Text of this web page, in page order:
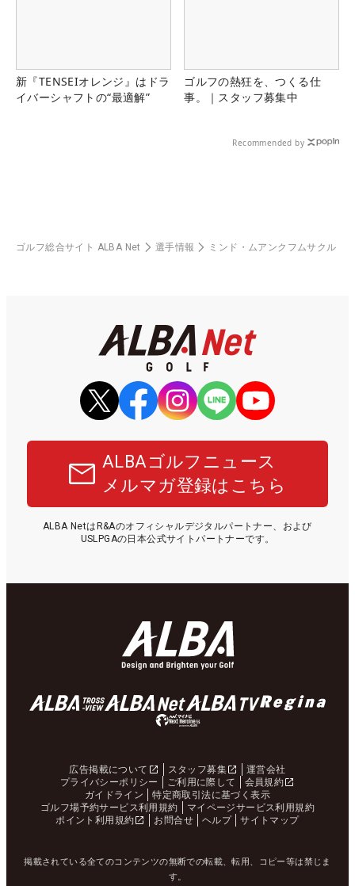
新『TENSEIオレンジ』はドラ
イバーシャフトの“最適解”
ゴルフの熱狂を、つくる仕
事。｜スタッフ募集中
Recommended by
ゴルフ総合サイト ALBA Net 選手情報 ミンド・ムアンクフムサクル
ALBAゴルフニュース
メルマガ登録はこちら
ALBA NetはR&Aのオフィシャルデジタルパートナー、および
USLPGAの日本公式サイトパートナーです。
広告掲載について スタッフ募集
運営会社
プライバシーポリシー
ご利用に際して
会員規約
ガイドライン
特定商取引法に基づく表示
ゴルフ場予約サービス利用規約
マイページサービス利用規約
ポイント利用規約
お問合せ ヘルプ サイトマップ
掲載されている全てのコンテンツの無断での転載、転用、コピー等は禁じま
す。